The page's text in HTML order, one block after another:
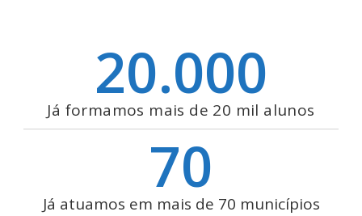
Já formamos mais de 20 mil alunos
20.000
Já atuamos em mais de 70 municípios
70